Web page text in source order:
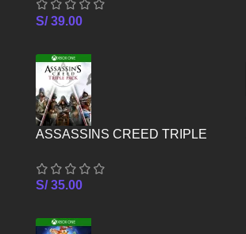
S/39.00
ASSASSINS CREED TRIPLE
S/35.00